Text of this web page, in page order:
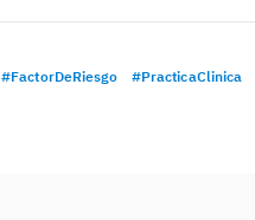
#FactorDeRiesgo #PracticaClinica